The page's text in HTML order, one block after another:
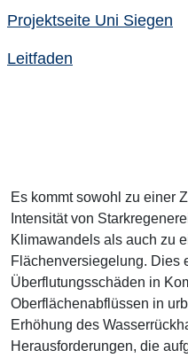
Projektseite Uni Siegen
Leitfaden
Es kommt sowohl zu einer
Intensität von
Klimawandels als auch zu
Flächenversiegelung. Dies
Überflutungsschäden in
Oberflächenabflüssen in
Erhöhung des
Herausforderungen, die